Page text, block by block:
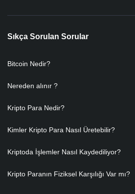
Sıkça Sorulan Sorular
Bitcoin Nedir?
Nereden alınır ?
Kripto Para Nedir?
Kimler Kripto Para Nasıl Üretebilir?
Kriptoda İşlemler Nasıl Kaydediliyor?
Kripto Paranın Fiziksel Karşılığı Var mı?